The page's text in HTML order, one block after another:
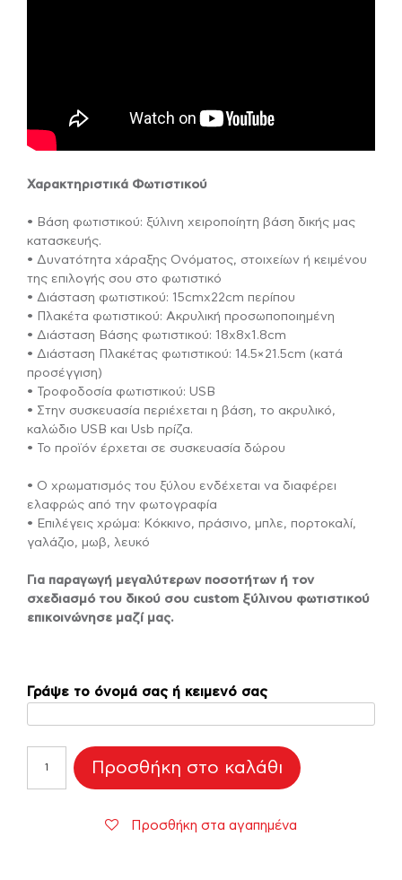
Χαρακτηριστικά Φωτιστικού
• Βάση φωτιστικού: ξύλινη χειροποίητη βάση δικής μας
κατασκευής.
• Δυνατότητα χάραξης Ονόματος, στοιχείων ή κειμένου
της επιλογής σου στο φωτιστικό
• Διάσταση φωτιστικού: 15cmx22cm περίπου
• Πλακέτα φωτιστικού: Ακρυλική προσωποποιημένη
• Διάσταση Βάσης φωτιστικού: 18x8x1.8cm
• Διάσταση Πλακέτας φωτιστικού: 14.5×21.5cm (κατά
προσέγγιση)
• Τροφοδοσία φωτιστικού: USB
• Στην συσκευασία περιέχεται η βάση, το ακρυλικό,
καλώδιο USB και Usb πρίζα.
• Το προϊόν έρχεται σε συσκευασία δώρου
• Ο χρωματισμός του ξύλου ενδέχεται να διαφέρει
ελαφρώς από την φωτογραφία
• Επιλέγεις χρώμα: Κόκκινο, πράσινο, μπλε, πορτοκαλί,
γαλάζιο, μωβ, λευκό
Για παραγωγή μεγαλύτερων ποσοτήτων ή τον
σχεδιασμό του δικού σου custom ξύλινου φωτιστικού
επικοινώνησε μαζί μας.
Γράψε το όνομά σας ή κειμενό σας
Φωτιστικό
Led
Η
Προσθήκη στο καλάθι
Προσθήκη στα αγαπημένα